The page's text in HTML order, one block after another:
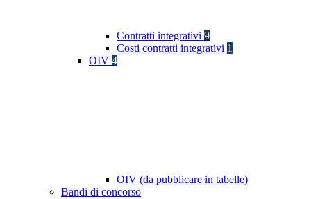
Contratti integrativi 9
Costi contratti integrativi 1
OIV 4
OIV (da pubblicare in tabelle)
Bandi di concorso